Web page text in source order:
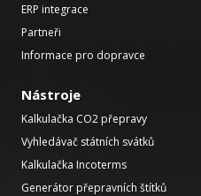
ERP integrace
Partneři
Informace pro dopravce
Nástroje
Kalkulačka CO2 přepravy
Vyhledávač státních svátků
Kalkulačka Incoterms
Generátor přepravních štítků